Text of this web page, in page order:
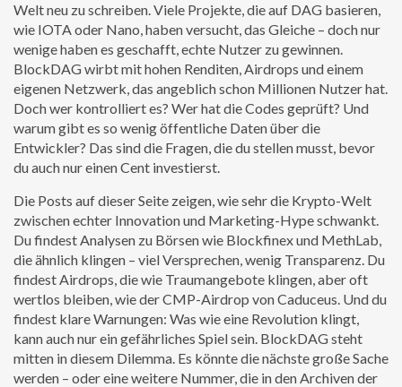
Welt neu zu schreiben. Viele Projekte, die auf DAG basieren,
wie IOTA oder Nano, haben versucht, das Gleiche – doch nur
wenige haben es geschafft, echte Nutzer zu gewinnen.
BlockDAG wirbt mit hohen Renditen, Airdrops und einem
eigenen Netzwerk, das angeblich schon Millionen Nutzer hat.
Doch wer kontrolliert es? Wer hat die Codes geprüft? Und
warum gibt es so wenig öffentliche Daten über die
Entwickler? Das sind die Fragen, die du stellen musst, bevor
du auch nur einen Cent investierst.
Die Posts auf dieser Seite zeigen, wie sehr die Krypto-Welt
zwischen echter Innovation und Marketing-Hype schwankt.
Du findest Analysen zu Börsen wie Blockfinex und MethLab,
die ähnlich klingen – viel Versprechen, wenig Transparenz. Du
findest Airdrops, die wie Traumangebote klingen, aber oft
wertlos bleiben, wie der CMP-Airdrop von Caduceus. Und du
findest klare Warnungen: Was wie eine Revolution klingt,
kann auch nur ein gefährliches Spiel sein. BlockDAG steht
mitten in diesem Dilemma. Es könnte die nächste große Sache
werden – oder eine weitere Nummer, die in den Archiven der